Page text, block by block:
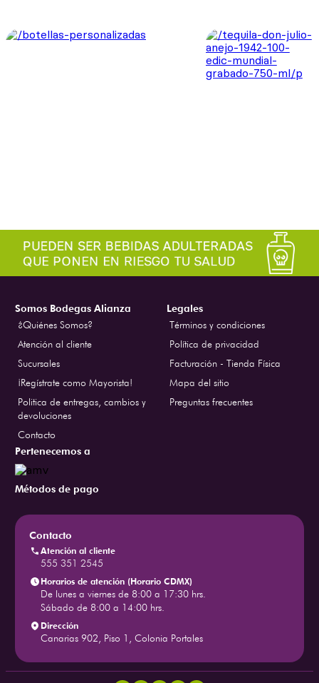
Somos Bodegas Alianza
¿Quiénes Somos?
Atención al cliente
Sucursales
¡Regístrate como Mayorista!
Politica de entregas, cambios y
devoluciones
Contacto
Legales
Términos y condiciones
Política de privacidad
Facturación - Tienda Física
Mapa del sitio
Preguntas frecuentes
Pertenecemos a
Métodos de pago
Contacto
Atención al cliente
555 351 2545
Horarios de atención (Horario CDMX)
De lunes a viernes de 8:00 a 17:30 hrs.
Sábado de 8:00 a 14:00 hrs.
Dirección
Canarias 902, Piso 1, Colonia Portales